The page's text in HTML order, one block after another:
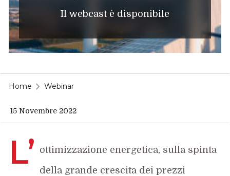
Il webcast è disponibile
Home Webinar
15 Novembre 2022
L’ ottimizzazione energetica, sulla spinta
della grande crescita dei prezzi